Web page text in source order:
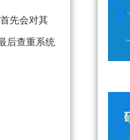
先会对其
后查重系统